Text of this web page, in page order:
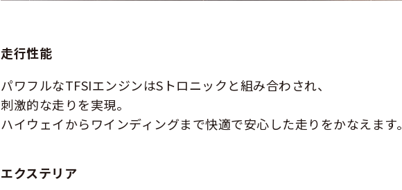
走行性能
パワフルなTFSIエンジンはSトロニックと組み合わされ、
刺激的な走りを実現。
ハイウェイからワインディングまで快適で安心した走りをかなえます。
エクステリア